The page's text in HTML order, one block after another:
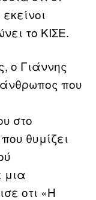
το ΚΙΣΕ.
ο Γιάννης
που
στο
θυμίζει
μια
οτι «Η